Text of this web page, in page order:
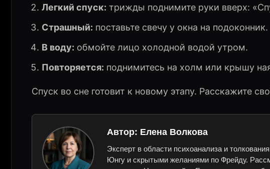
Легкий спуск: трижды поднимите руки вверх:
Страшный: поставьте свечу у окна на подоконник.
В воду: обмойте лицо холодной водой утром.
Повторяется: поднимитесь на холм или крышу
Спуск во сне готовит к новому этапу. Расскажите
Автор: Елена Волкова
Эксперт в области психоанализа и
Юнгу и скрытыми желаниями по Фрейду.